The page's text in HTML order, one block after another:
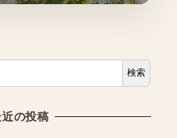
検索
の投稿